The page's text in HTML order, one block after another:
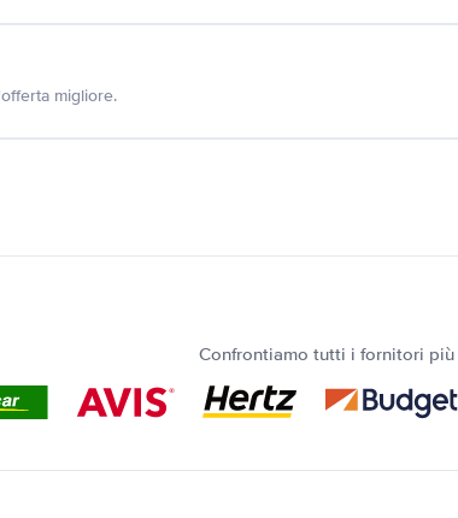
migliore.
Confrontiamo tutti i fornitori più